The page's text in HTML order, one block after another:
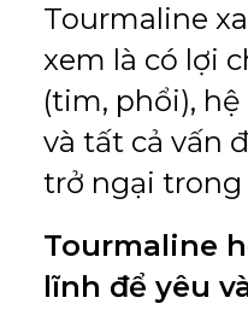
Tourmaline
xem là có lợi
(tim, phổi),
và tất cả vấn
trở ngại trong
Tourmaline
lĩnh để yêu